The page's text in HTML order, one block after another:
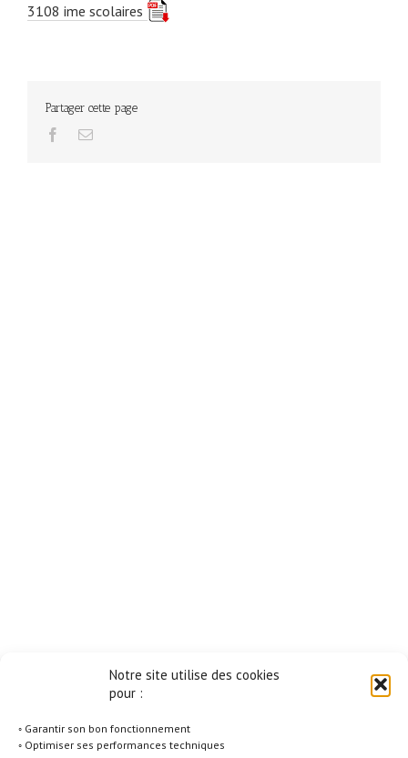
Notre site utilise des cookies
pour :
◦ Garantir son bon fonctionnement
◦ Optimiser ses performances techniques
3108 ime scolaires
Partager cette page